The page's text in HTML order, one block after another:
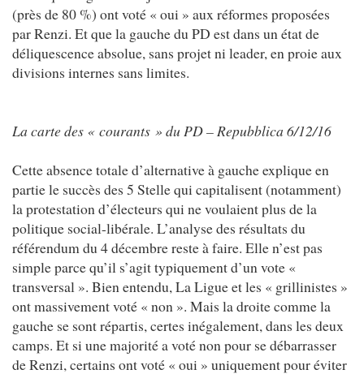
(près de 80 %) ont voté « oui » aux réformes proposées
par Renzi. Et que la gauche du PD est dans un état de
déliquescence absolue, sans projet ni leader, en proie aux
divisions internes sans limites.
La carte des « courants » du PD – Repubblica 6/12/16
Cette absence totale d’alternative à gauche explique en
partie le succès des 5 Stelle qui capitalisent (notamment)
la protestation d’électeurs qui ne voulaient plus de la
politique social-libérale. L’analyse des résultats du
référendum du 4 décembre reste à faire. Elle n’est pas
simple parce qu’il s’agit typiquement d’un vote «
transversal ». Bien entendu, La Ligue et les « grillinistes »
ont massivement voté « non ». Mais la droite comme la
gauche se sont répartis, certes inégalement, dans les deux
camps. Et si une majorité a voté non pour se débarrasser
de Renzi, certains ont voté « oui » uniquement pour éviter